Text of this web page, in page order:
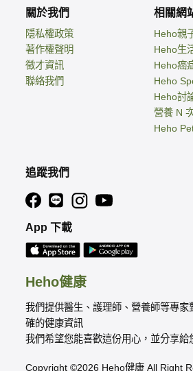
Heho健康
我們提供醫生、護理師、營養師等專家
確的健康資訊
我們希望您能喜歡這份用心，並分享給
Copyright ©2026 Heho健康 All Right
關於我們
隱私權政策
著作權聲明
徵才資訊
聯絡我們
相關網
Heho親
Heho生
Heho癌
Heho
Heho討
營養 N
Heho
追蹤我們
App 下載